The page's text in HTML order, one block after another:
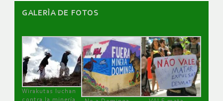
GALERÌA DE FOTOS
Wirakutas luchan